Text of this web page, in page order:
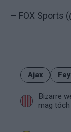
— FOX Sports
Ajax
Bizarre
mag